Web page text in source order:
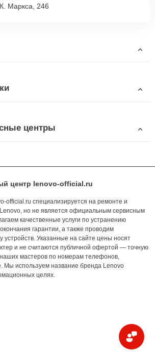
Маркса, 246
центры
центр lenovo-official.ru
official.ru специализируется на ремонте и
но не является официальным сервисным
качественные услуги по устранению
гарантии, а также проводим
устройств. Указанные на сайте цены носят
и не считаются публичной офертой — точную
наших мастеров по номерам телефонов,
Мы используем название бренда Lenovo
целях.